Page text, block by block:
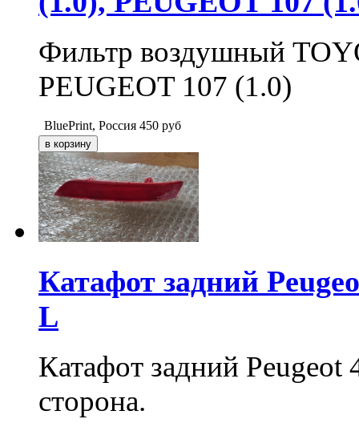
Фильтр воздушный
PEUGEOT 107 (1.0)
BluePrint, Россия 450 руб
Катафот задний
L
Катафот задний
сторона.